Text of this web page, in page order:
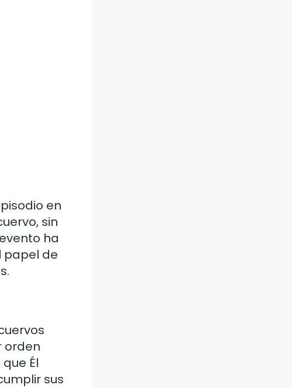
en
sin
ha
papel de
orden
Él
sus